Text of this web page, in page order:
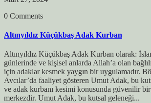
0 Comments
Altınyıldız Küçükbaş Adak Kurban
Altınyıldız Küçükbaş Adak Kurban olarak:
günlerinde ve kişisel anlarda Allah’a olan
için adaklar kesmek yaygın bir uygulamadır.
Avcılar’da faaliyet gösteren Umut Adak, bu
ve adak kurbanı kesimi konusunda güvenilir
merkezdir. Umut Adak, bu kutsal geleneği...